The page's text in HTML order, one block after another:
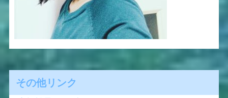
その他リンク